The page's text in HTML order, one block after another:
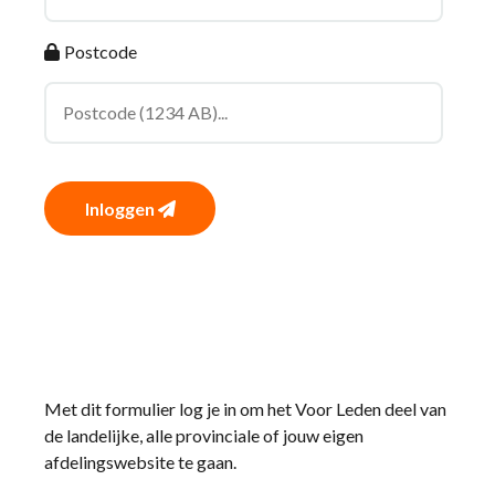
Postcode
Inloggen
Met dit formulier log je in om het Voor Leden deel van
de landelijke, alle provinciale of jouw eigen
afdelingswebsite te gaan.